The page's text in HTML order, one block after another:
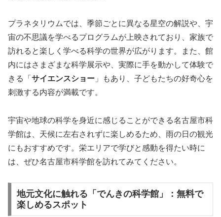
プラネタリウムでは、季節ごとに異なる星空の解説や、宇
宙の不思議を学べるプログラムが上映されており、家族で
訪れると楽しく学べる科学の世界が広がります。また、館
内にはさまざまな科学展示や、実際に手を動かして体験で
きる「 サイエンスショー 」もあり、子どもたちの好奇心を
刺激する内容が満載です。
宇宙や地球の科学を身近に感じることができる名古屋市科
学館は、天候に左右されずに楽しめるため、雨の日の観光
にもおすすめです。栄エリアで学びと感動を得たい時に
は、ぜひ名古屋市科学館を訪れてみてください。
地元文化に触れる「でんきの科学館」：無料で
楽しめるスポット